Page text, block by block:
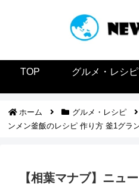
TOP グルメ・レシピ
ホーム グルメ・レシピ
ンメン釜飯のレシピ 作り方 釜1グラ
【相葉マナブ】ニュ